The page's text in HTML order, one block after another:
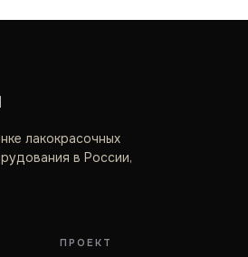
лакокрасочных
в России,
ПРОЕКТ